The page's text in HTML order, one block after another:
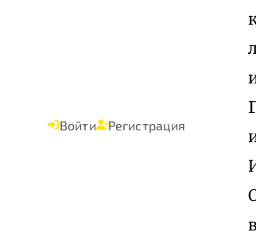
Войти Регистрация